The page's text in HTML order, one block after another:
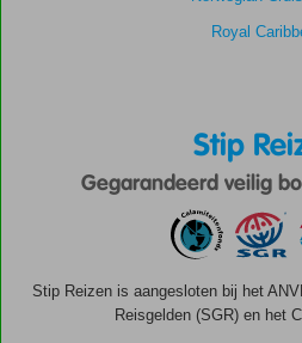
Royal
Stip
Gegarandeerd veilig
Stip Reizen is aangesloten bij het
Reisgelden (SGR) en het